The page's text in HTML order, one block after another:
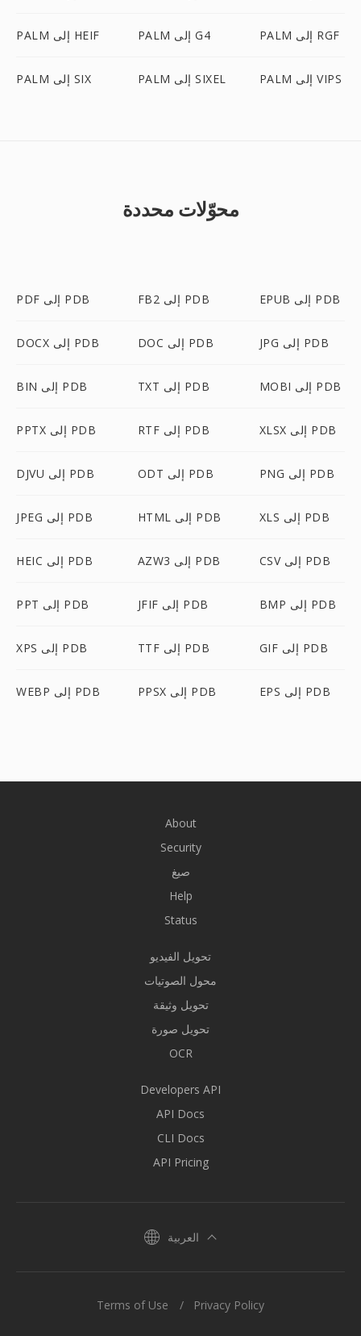
PALM إلى HEIF PALM إلى G4 PALM إلى RGF
PALM إلى SIX PALM إلى SIXEL PALM إلى VIPS
محوّلات محددة
PDF إلى PDB FB2 إلى PDB EPUB إلى PDB
DOCX إلى PDB DOC إلى PDB JPG إلى PDB
BIN إلى PDB TXT إلى PDB MOBI إلى PDB
PPTX إلى PDB RTF إلى PDB XLSX إلى PDB
DJVU إلى PDB ODT إلى PDB PNG إلى PDB
JPEG إلى PDB HTML إلى PDB XLS إلى PDB
HEIC إلى PDB AZW3 إلى PDB CSV إلى PDB
PPT إلى PDB JFIF إلى PDB BMP إلى PDB
XPS إلى PDB TTF إلى PDB GIF إلى PDB
WEBP إلى PDB PPSX إلى PDB EPS إلى PDB
About
Security
صيغ
Help
Status
تحويل الفيديو
محول الصوتيات
تحويل وثيقة
تحويل صورة
OCR
Developers API
API Docs
CLI Docs
API Pricing
العربية
Terms of Use Privacy Policy